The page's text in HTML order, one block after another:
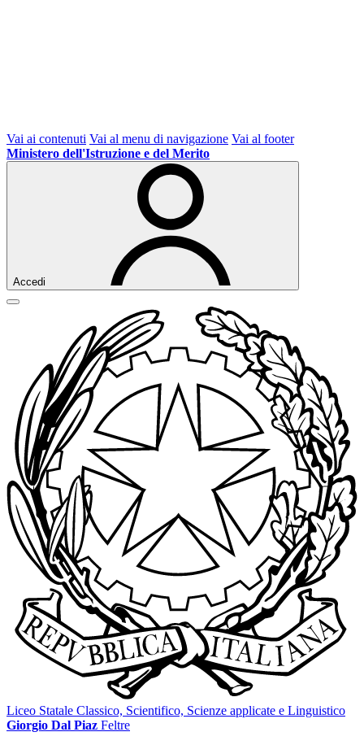
Vai ai contenuti Vai al menu di navigazione Vai al footer
Ministero dell'Istruzione e del Merito
Accedi
Liceo Statale Classico, Scientifico, Scienze applicate e Linguistico
Giorgio Dal Piaz Feltre